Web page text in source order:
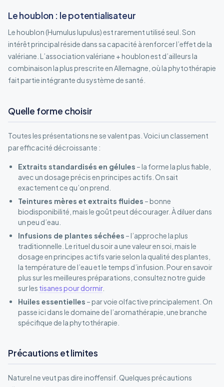
Le houblon : le potentialisateur
Le houblon (Humulus lupulus) est rarement utilisé seul. Son
intérêt principal réside dans sa capacité à renforcer l’effet de la
valériane. L’association valériane + houblon est d’ailleurs la
combinaison la plus prescrite en Allemagne, où la phytothérapie
fait partie intégrante du système de santé.
Quelle forme choisir
Toutes les présentations ne se valent pas. Voici un classement
par efficacité décroissante :
Extraits standardisés en gélules – la forme la plus fiable,
avec un dosage précis en principes actifs. On sait
exactement ce qu’on prend.
Teintures mères et extraits fluides – bonne
biodisponibilité, mais le goût peut décourager. À diluer dans
un peu d’eau.
Infusions de plantes séchées – l’approche la plus
traditionnelle. Le rituel du soir a une valeur en soi, mais le
dosage en principes actifs varie selon la qualité des plantes,
la température de l’eau et le temps d’infusion. Pour en savoir
plus sur les meilleures préparations, consultez notre guide
sur les tisanes pour dormir.
Huiles essentielles – par voie olfactive principalement. On
passe ici dans le domaine de l’aromathérapie, une branche
spécifique de la phytothérapie.
Précautions et limites
Naturel ne veut pas dire inoffensif. Quelques précautions